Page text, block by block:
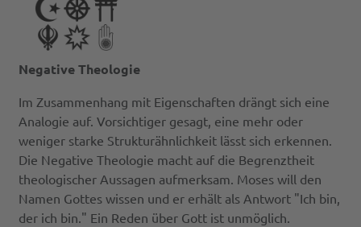
Negative Theologie
Im Zusammenhang mit Eigenschaften drängt sich eine
Analogie auf. Vorsichtiger gesagt, eine mehr oder
weniger starke Strukturähnlichkeit lässt sich erkennen.
Die Negative Theologie macht auf die Begrenztheit
theologischer Aussagen aufmerksam. Moses will den
Namen Gottes wissen und er erhält als Antwort "Ich bin,
der ich bin." Ein Reden über Gott ist unmöglich.